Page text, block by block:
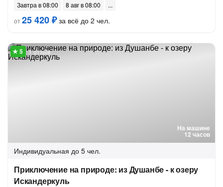
Завтра в 08:00
8 авг в 08:00
от25 420 ₽за всё до 2 чел.
На машине
12 часов
1 отзыв
Индивидуальная до 5 чел.
Приключение на природе: из Душанбе - к озеру
Искандеркуль